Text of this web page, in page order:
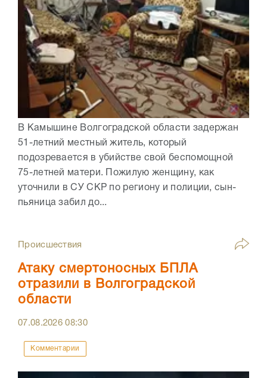
В Камышине Волгоградской области задержан
51-летний местный житель, который
подозревается в убийстве свой беспомощной
75-летней матери. Пожилую женщину, как
уточнили в СУ СКР по региону и полиции, сын-
пьяница забил до...
Происшествия
Атаку смертоносных БПЛА
отразили в Волгоградской
области
07.08.202608:30
Комментарии